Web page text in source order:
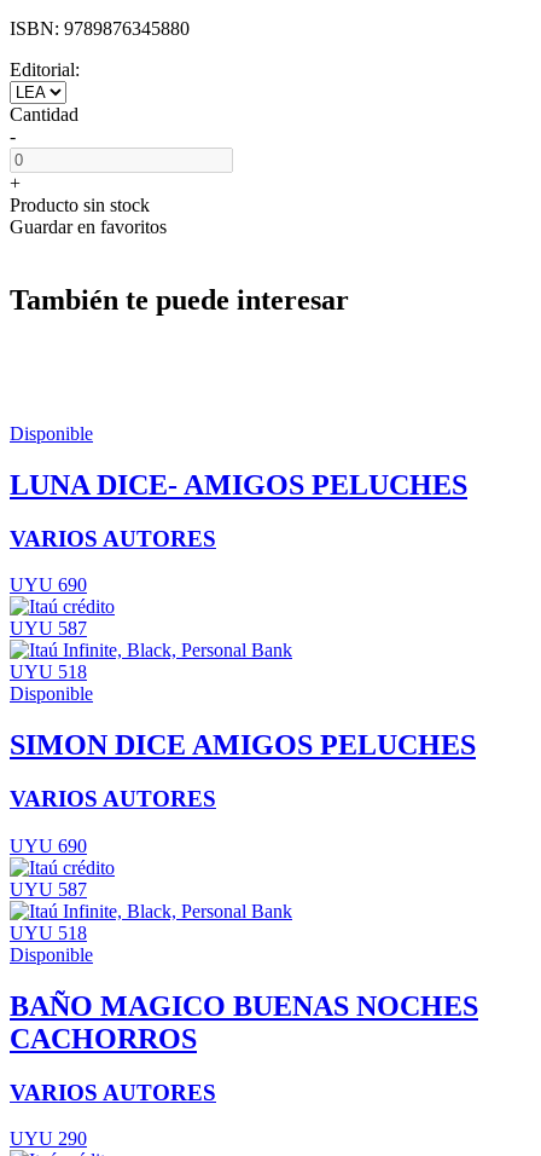
ISBN: 9789876345880
Editorial:
Cantidad
-
+
Producto sin stock
Guardar en favoritos
También te puede interesar
Disponible
LUNA DICE- AMIGOS PELUCHES
VARIOS AUTORES
UYU 690
UYU 587
UYU 518
Disponible
SIMON DICE AMIGOS PELUCHES
VARIOS AUTORES
UYU 690
UYU 587
UYU 518
Disponible
BAÑO MAGICO BUENAS NOCHES
CACHORROS
VARIOS AUTORES
UYU 290